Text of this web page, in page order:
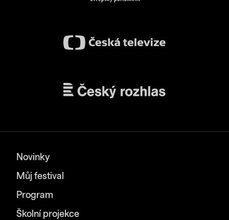
Novinky
Můj festival
Program
Školní projekce